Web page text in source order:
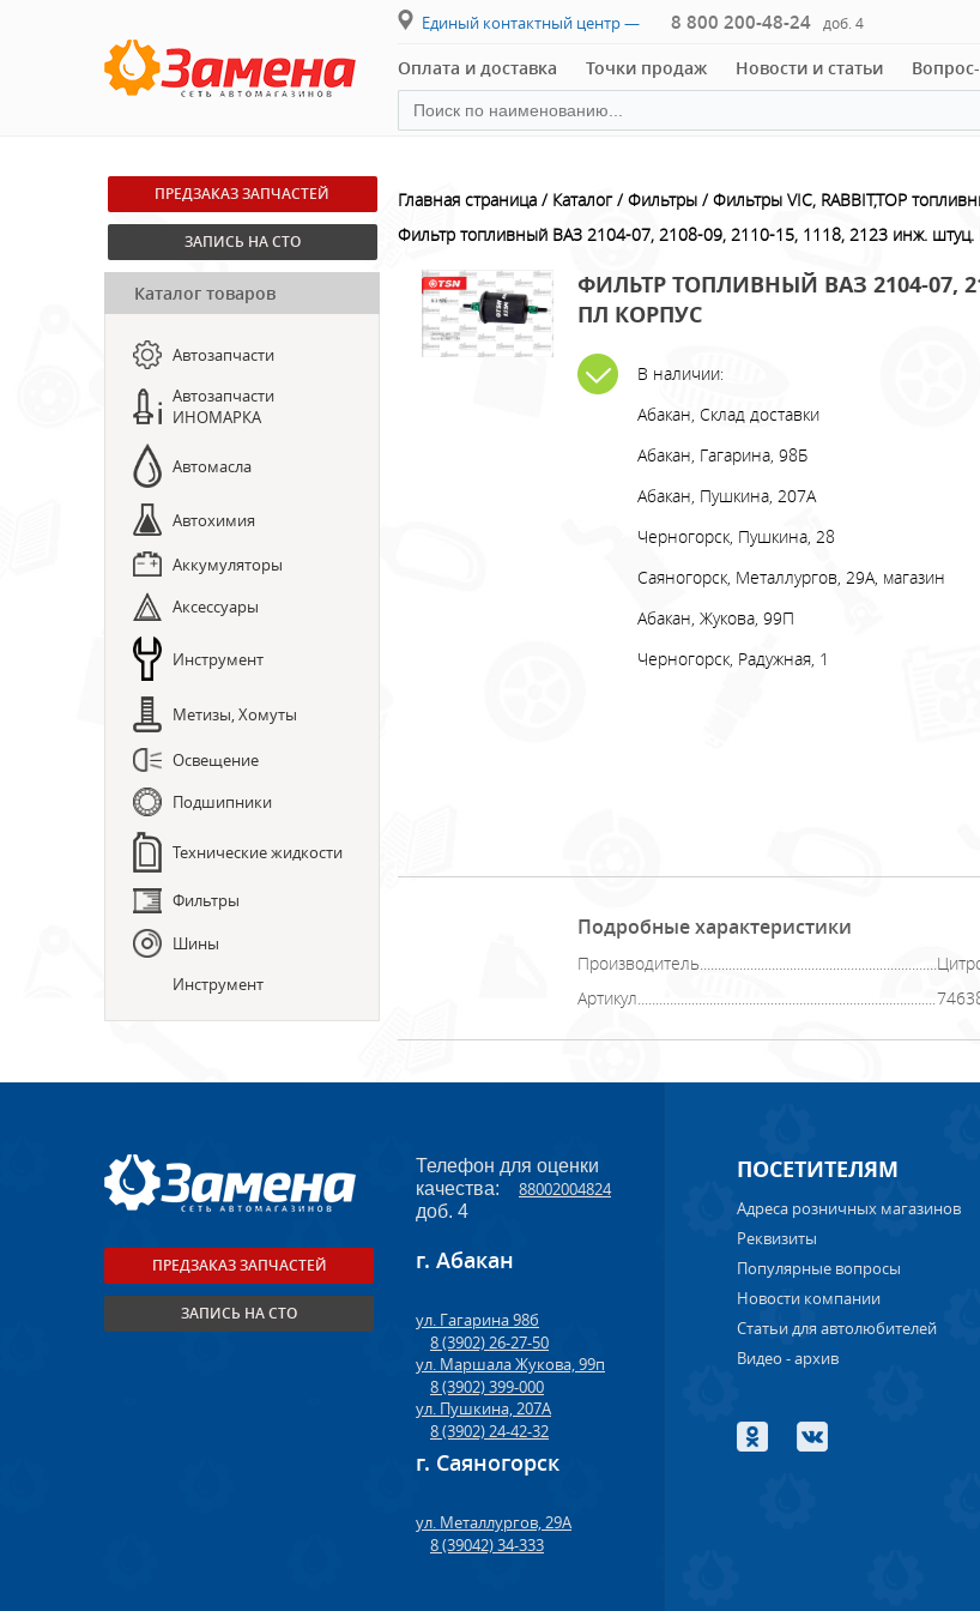
Единый контактный центр — 8 800 200-48-24 доб. 4
Оплата и доставка Точки продаж Новости и статьи
ПРЕДЗАКАЗ ЗАПЧАСТЕЙ
ЗАПИСЬ НА СТО
Каталог товаров
Автозапчасти
Автозапчасти
ИНОМАРКА
Автомасла
Автохимия
Аккумуляторы
Аксессуары
Инструмент
Метизы, Хомуты
Освещение
Подшипники
Технические жидкости
Фильтры
Шины
Инструмент
Главная страница Каталог Фильтры
Фильтры VIC, RABBIT,TOP
Фильтр топливный ВАЗ 2104-07, 2108-09, 2110-15, 1118, 2123 инж. штуц.
ФИЛЬТР ТОПЛИВНЫЙ ВАЗ 2104-07,
ПЛ КОРПУС
В наличии:
Абакан, Склад доставки
Абакан, Гагарина, 98Б
Абакан, Пушкина, 207А
Черногорск, Пушкина, 28
Саяногорск, Металлургов, 29А, магазин
Абакан, Жукова, 99П
Черногорск, Радужная, 1
Подробные характеристики
Производитель
Артикул
ПРЕДЗАКАЗ ЗАПЧАСТЕЙ
ЗАПИСЬ НА СТО
Телефон для оценки
качества:
88002004824
доб. 4
г. Абакан
ул. Гагарина 98б
8 (3902) 26-27-50
ул. Маршала Жукова, 99п
8 (3902) 399-000
ул. Пушкина, 207А
8 (3902) 24-42-32
г. Саяногорск
ул. Металлургов, 29А
8 (39042) 34-333
ПОСЕТИТЕЛЯМ
Адреса розничных магазинов
Реквизиты
Популярные вопросы
Новости компании
Статьи для автолюбителей
Видео - архив